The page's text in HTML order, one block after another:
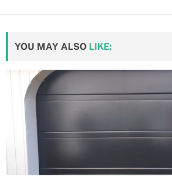
YOU MAY ALSO LIKE: